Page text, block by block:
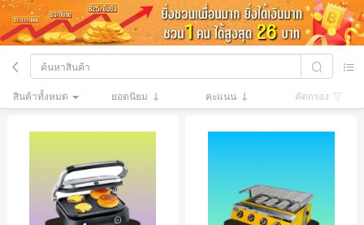
สินค้าทั้งหมด ยอดนิยม คะแนน คัดกรอง